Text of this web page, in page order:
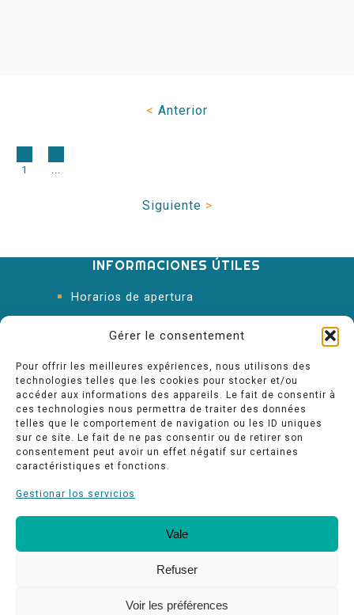
Gérer le consentement
Pour offrir les meilleures expériences, nous utilisons des
technologies telles que les cookies pour stocker et/ou
accéder aux informations des appareils. Le fait de consentir à
ces technologies nous permettra de traiter des données
telles que le comportement de navigation ou les ID uniques
sur ce site. Le fait de ne pas consentir ou de retirer son
consentement peut avoir un effet négatif sur certaines
caractéristiques et fonctions.
Gestionar los servicios
Vale
Refuser
Voir les préférences
< Anterior
1 ...
Siguiente >
INFORMACIONES ÚTILES
Horarios de apertura
Oficina de Turismo
Nuestros compromisos de calidad